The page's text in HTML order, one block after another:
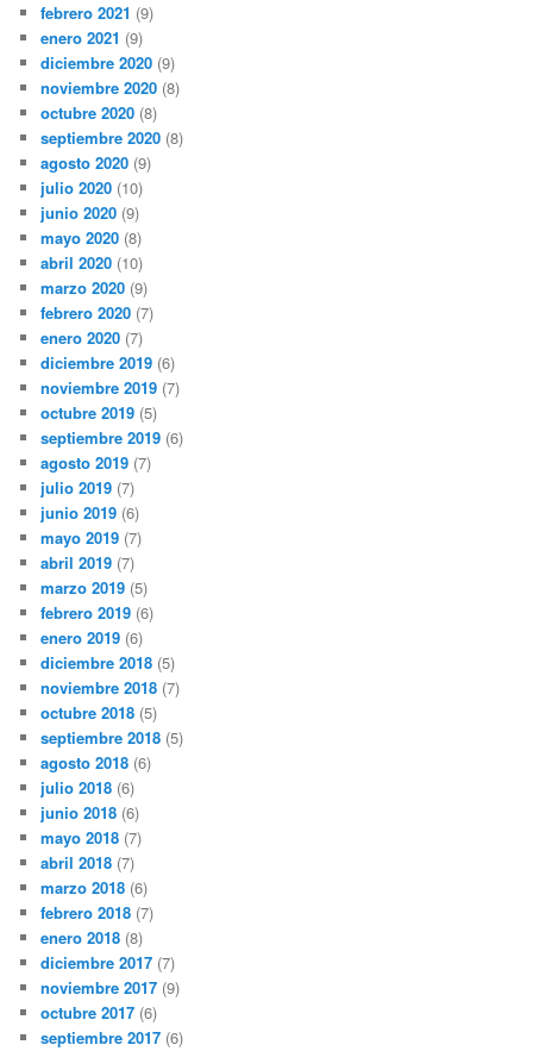
febrero 2021 (9)
enero 2021 (9)
diciembre 2020 (9)
noviembre 2020 (8)
octubre 2020 (8)
septiembre 2020 (8)
agosto 2020 (9)
julio 2020 (10)
junio 2020 (9)
mayo 2020 (8)
abril 2020 (10)
marzo 2020 (9)
febrero 2020 (7)
enero 2020 (7)
diciembre 2019 (6)
noviembre 2019 (7)
octubre 2019 (5)
septiembre 2019 (6)
agosto 2019 (7)
julio 2019 (7)
junio 2019 (6)
mayo 2019 (7)
abril 2019 (7)
marzo 2019 (5)
febrero 2019 (6)
enero 2019 (6)
diciembre 2018 (5)
noviembre 2018 (7)
octubre 2018 (5)
septiembre 2018 (5)
agosto 2018 (6)
julio 2018 (6)
junio 2018 (6)
mayo 2018 (7)
abril 2018 (7)
marzo 2018 (6)
febrero 2018 (7)
enero 2018 (8)
diciembre 2017 (7)
noviembre 2017 (9)
octubre 2017 (6)
septiembre 2017 (6)